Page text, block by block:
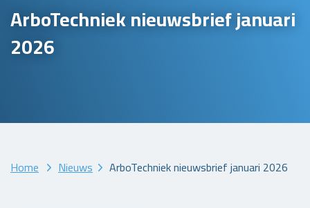
ArboTechniek nieuwsbrief januari
2026
Home Nieuws ArboTechniek nieuwsbrief januari 2026